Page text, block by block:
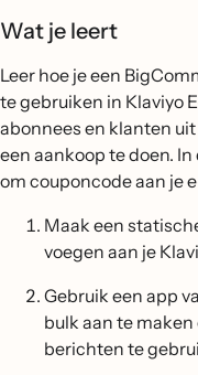
Wat je leert
Leer hoe je een
te gebruiken in Klaviyo
abonnees en klanten
een aankoop te doen.
om couponcode aan je
Maak een
voegen aan je
Gebruik een app
bulk aan te maken
berichten te